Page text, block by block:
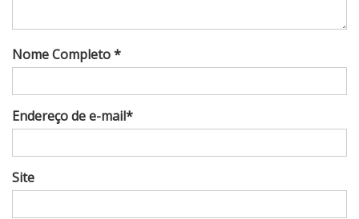
Nome Completo *
Endereço de e-mail*
Site